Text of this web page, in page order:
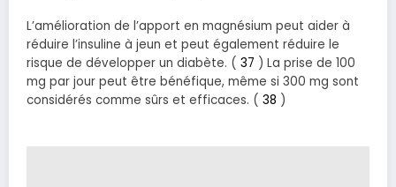
L’amélioration de l’apport en magnésium peut aider à
réduire l’insuline à jeun et peut également réduire le
risque de développer un diabète. ( 37 ) La prise de 100
mg par jour peut être bénéfique, même si 300 mg sont
considérés comme sûrs et efficaces. ( 38 )